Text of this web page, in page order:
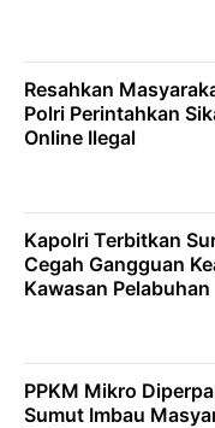
Resahkan
Polri Perintahkan
Online Ilegal
Kapolri Terbitkan
Cegah Gangguan
Kawasan Pelabuhan
PPKM Mikro
Sumut Imbau